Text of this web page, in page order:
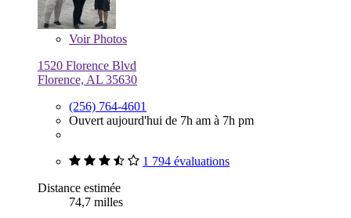
VoirPhotos
1520 Florence Blvd
Florence, AL 35630
(256) 764-4601
Ouvert aujourd'hui de 7h am à 7h pm
1 794 évaluations
Distance estimée
74,7 milles